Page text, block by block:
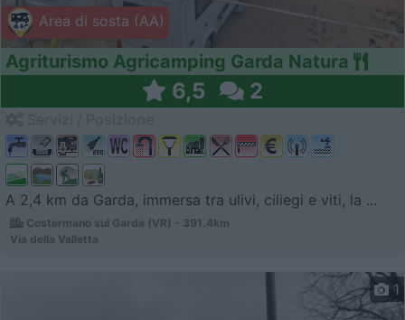
Area di sosta (AA)
Agriturismo Agricamping Garda Natura
6,5 2
A 2,4 km da Garda, immersa tra ulivi, ciliegi e viti, la ...
Costermano sul Garda (VR) - 391.4km
Via della Valletta
1